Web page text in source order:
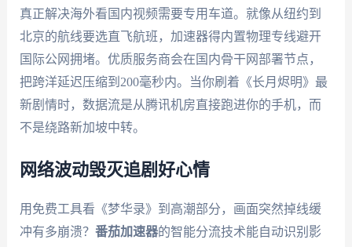
真正解决海外看国内视频需要专用车道。就像从纽约到
北京的航线要选直飞航班，加速器得内置物理专线避开
国际公网拥堵。优质服务商会在国内骨干网部署节点，
把跨洋延迟压缩到200毫秒内。当你刷着《长月烬明》最
新剧情时，数据流是从腾讯机房直接跑进你的手机，而
不是绕路新加坡中转。
网络波动毁灭追剧好心情
用免费工具看《梦华录》到高潮部分，画面突然掉线缓
冲有多崩溃？ 番茄加速器的智能分流技术能自动识别影